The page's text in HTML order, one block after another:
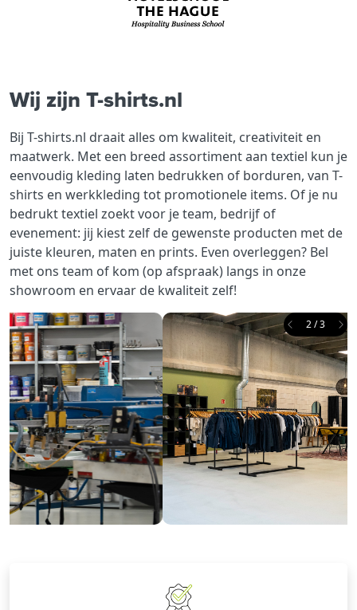
Wij zijn T-shirts.nl
Bij T-shirts.nl draait alles om kwaliteit, creativiteit en
maatwerk. Met een breed assortiment aan textiel kun je
eenvoudig kleding laten bedrukken of borduren, van T-
shirts en werkkleding tot promotionele items. Of je nu
bedrukt textiel zoekt voor je team, bedrijf of
evenement: jij kiest zelf de gewenste producten met de
juiste kleuren, maten en prints. Even overleggen? Bel
met ons team of kom (op afspraak) langs in onze
showroom en ervaar de kwaliteit zelf!
Previous
2 / 3